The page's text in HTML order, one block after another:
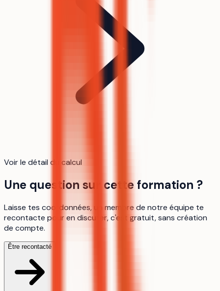
Voir le détail du calcul
Une question sur cette formation ?
Laisse tes coordonnées, un membre de notre équipe te
recontacte pour en discuter, c'est gratuit, sans création
de compte.
Être recontacté